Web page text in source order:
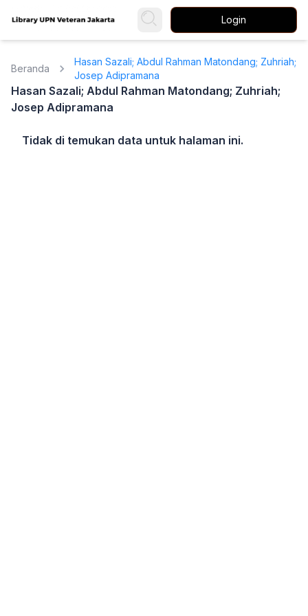
Login
Beranda
Hasan Sazali; Abdul Rahman Matondang; Zuhriah;
Josep Adipramana
Hasan Sazali; Abdul Rahman Matondang; Zuhriah;
Josep Adipramana
Tidak di temukan data untuk halaman ini.